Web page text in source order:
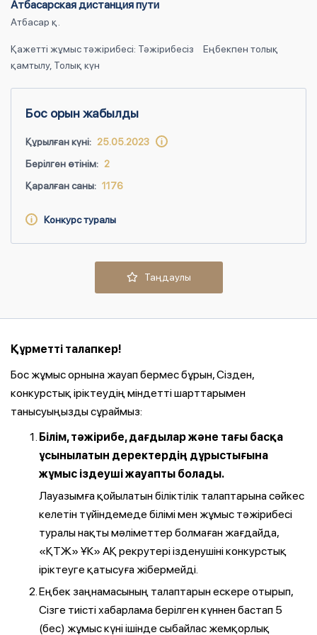
Атбасарская дистанция пути
Атбасар қ.
Қажетті жұмыс тәжірибесі: Тәжірибесіз
Еңбекпен толық
қамтылу, Толық күн
Бос орын жабылды
Құрылған күні: 25.05.2023
Берілген өтінім: 2
Қаралған саны: 1176
Конкурс туралы
Таңдаулы
Құрметті талапкер!
Бос жұмыс орнына жауап бермес бұрын, Сізден,
конкурстық іріктеудің міндетті шарттарымен
танысуыңызды сұраймыз:
Білім, тәжірибе, дағдылар және тағы басқа
ұсынылатын деректердің дұрыстығына
жұмыс іздеуші жауапты болады.
Лауазымға қойылатын біліктілік талаптарына сәйкес
келетін түйіндемеде білімі мен жұмыс тәжірибесі
туралы нақты мәліметтер болмаған жағдайда,
«ҚТЖ» ҰК» АҚ рекрутері ізденушіні конкурстық
іріктеуге қатысуға жібермейді.
Еңбек заңнамасының талаптарын ескере отырып,
Сізге тиісті хабарлама берілген күннен бастап 5
(бес) жұмыс күні ішінде сыбайлас жемқорлық